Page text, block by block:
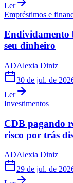
Ler
Empréstimos e
Endividamento
seu dinheiro
ADAlexia Diniz
30 de jul. de
Ler
Investimentos
CDB pagando
risco por trás
ADAlexia Diniz
29 de jul. de